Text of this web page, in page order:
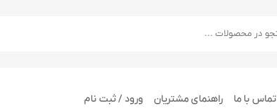
تماس با ما راهنمای مشتریان ورود / ثبت نام